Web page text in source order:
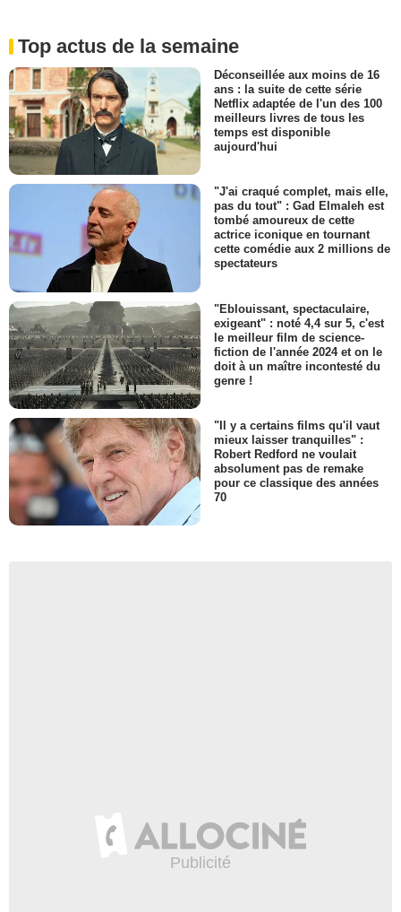
Top actus de la semaine
Déconseillée aux moins de 16
ans : la suite de cette série
Netflix adaptée de l'un des 100
meilleurs livres de tous les
temps est disponible
aujourd'hui
"J'ai craqué complet, mais elle,
pas du tout" : Gad Elmaleh est
tombé amoureux de cette
actrice iconique en tournant
cette comédie aux 2 millions de
spectateurs
"Eblouissant, spectaculaire,
exigeant" : noté 4,4 sur 5, c'est
le meilleur film de science-
fiction de l'année 2024 et on le
doit à un maître incontesté du
genre !
"Il y a certains films qu'il vaut
mieux laisser tranquilles" :
Robert Redford ne voulait
absolument pas de remake
pour ce classique des années
70